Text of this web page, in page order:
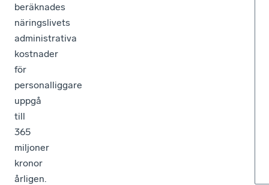
beräknades
näringslivets
administrativa
kostnader
för
personalliggare
uppgå
till
365
miljoner
kronor
årligen.